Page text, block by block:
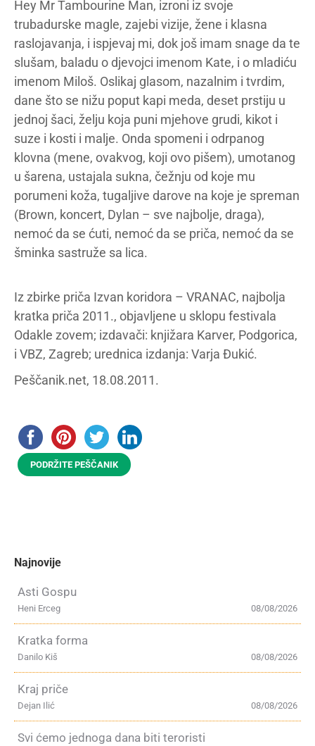
Hey Mr Tambourine Man, izroni iz svoje
trubadurske magle, zajebi vizije, žene i klasna
raslojavanja, i ispjevaj mi, dok još imam snage da te
slušam, baladu o djevojci imenom Kate, i o mladiću
imenom Miloš. Oslikaj glasom, nazalnim i tvrdim,
dane što se nižu poput kapi meda, deset prstiju u
jednoj šaci, želju koja puni mjehove grudi, kikot i
suze i kosti i malje. Onda spomeni i odrpanog
klovna (mene, ovakvog, koji ovo pišem), umotanog
u šarena, ustajala sukna, čežnju od koje mu
porumeni koža, tugaljive darove na koje je spreman
(Brown, koncert, Dylan – sve najbolje, draga),
nemoć da se ćuti, nemoć da se priča, nemoć da se
šminka sastruže sa lica.
Iz zbirke priča Izvan koridora – VRANAC, najbolja
kratka priča 2011., objavljene u sklopu festivala
Odakle zovem; izdavači: knjižara Karver, Podgorica,
i VBZ, Zagreb; urednica izdanja: Varja Đukić.
Peščanik.net, 18.08.2011.
PODRŽITE PEŠČANIK
Najnovije
Asti Gospu
08/08/2026
Heni Erceg
Kratka forma
08/08/2026
Danilo Kiš
Kraj priče
08/08/2026
Dejan Ilić
Svi ćemo jednoga dana biti teroristi